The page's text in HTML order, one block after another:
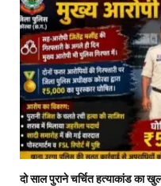
दो साल पुराने चर्चित हत्याकांड का